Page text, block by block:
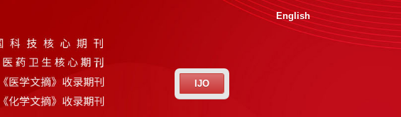
English
IJO